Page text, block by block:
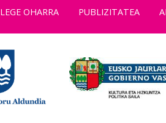
LEGE OHARRA PUBLIZITATEA